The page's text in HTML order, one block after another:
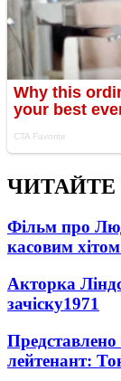
Фільм про
касовим
Акторка
зачіску1971
лейтенант: